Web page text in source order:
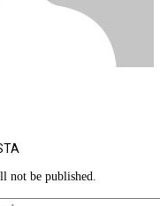
not be published.